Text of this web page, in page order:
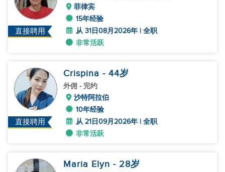
直接聘用
菲律宾
15年经验
从 31日08月2026年 | 全职
非常活跃
直接聘用
Crispina - 44岁
外佣 - 完约
沙特阿拉伯
10年经验
从 21日09月2026年 | 全职
非常活跃
Maria Elyn - 28岁